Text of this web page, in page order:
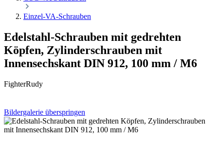
Einzel-VA-Schrauben
Edelstahl-Schrauben mit gedrehten
Köpfen, Zylinderschrauben mit
Innensechskant DIN 912, 100 mm / M6
FighterRudy
Bildergalerie überspringen